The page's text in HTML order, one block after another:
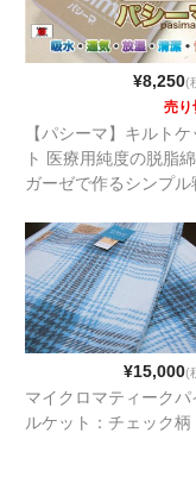
¥8,250(
売り
【パシーマ】キルトケ
ト 医療用純度の脱脂
ガーゼで作るシンプル
¥15,000(
マイクロマティークパ
ルケット：チェック柄